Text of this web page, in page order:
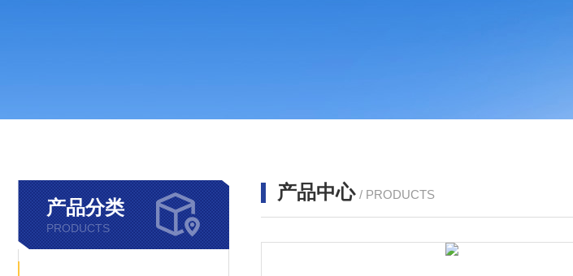
产品分类
PRODUCTS
产品中心 / PRODUCTS